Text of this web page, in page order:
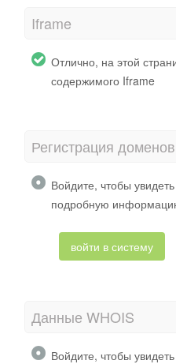
Iframe
Отлично, на этой
содержимого Iframe
Регистрация доменов
Войдите, чтобы
подробную
войти в систему
Данные WHOIS
Войдите, чтобы